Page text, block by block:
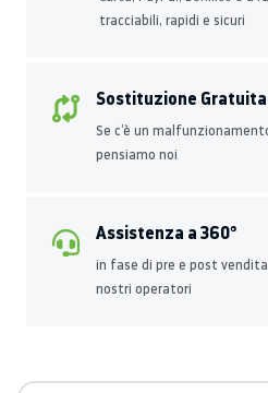
tracciabili, rapidi e sicuri
Sostituzione Gratuita
Se c’è un
pensiamo noi
Assistenza a 360°
in fase di pre e post
nostri operatori